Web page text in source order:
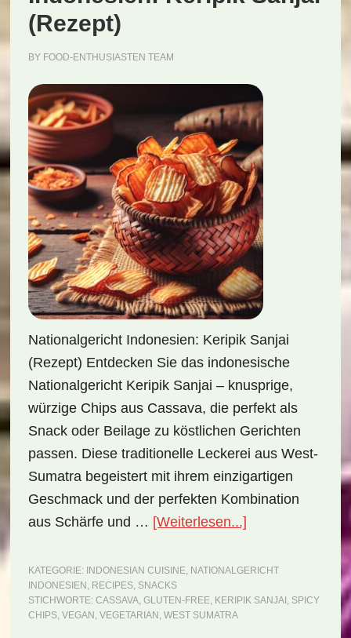
(Rezept)
BY FOOD-ENTHUSIASTEN TEAM
Nationalgericht Indonesien: Keripik Sanjai
(Rezept) Entdecken Sie das indonesische
Nationalgericht Keripik Sanjai – knusprige,
würzige Chips aus Cassava, die perfekt als
Snack oder Beilage zu köstlichen Gerichten
passen. Diese traditionelle Leckerei aus West-
Sumatra begeistert mit ihrem einzigartigen
Geschmack und der perfekten Kombination
aus Schärfe und … [Weiterlesen...]
Keripik
KATEGORIE: INDONESIAN CUISINE, NATIONALGERICHT
INDONESIEN , RECIPES, SNACKS
STICHWORTE: CASSAVA, GLUTEN-FREE, KERIPIK SANJAI , SPICY
CHIPS, VEGAN , VEGETARIAN , WEST SUMATRA